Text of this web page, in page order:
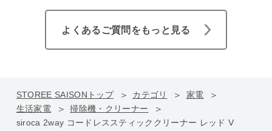
よくあるご質問をもっと見る
STOREE SAISONトップ カテゴリ
家電
生活家電
掃除機・クリーナー
siroca 2way コードレススティッククリーナー レッド V